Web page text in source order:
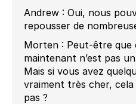
Andrew : Oui, nous
repousser de
Morten : Peut-être que
maintenant n’est pas
Mais si vous avez
vraiment très cher,
pas ?